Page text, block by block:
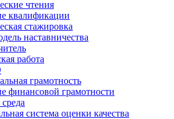
чтения
квалификации
стажировка
наставничества
работа
грамотность
финансовой грамотности
система оценки качества